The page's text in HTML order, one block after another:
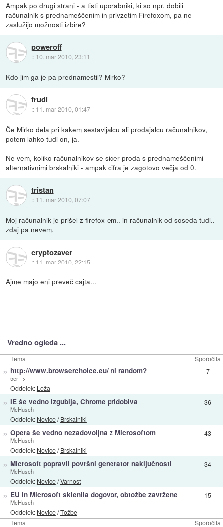
Ampak po drugi strani - a tisti uporabniki, ki so npr. dobili
računalnik s prednameščenim in privzetim Firefoxom, pa ne
zaslužijo možnosti izbire?
poweroff
:: 10. mar 2010, 23:11
Kdo jim ga je pa prednamestil? Mirko?
frudi
:: 11. mar 2010, 01:47
Če Mirko dela pri kakem sestavljalcu ali prodajalcu računalnikov,
potem lahko tudi on, ja.
Ne vem, koliko računalnikov se sicer proda s prednameščenimi
alternativnimi brskalniki - ampak cifra je zagotovo večja od 0.
tristan
:: 11. mar 2010, 07:07
Moj računalnik je prišel z firefox-em.. in računalnik od soseda tudi..
zdaj pa nevem.
cryptozaver
:: 11. mar 2010, 22:15
Ajme majo eni preveč cajta...
Vredno ogleda ...
Tema Sporočila
Tema Sporočila
» http://www.browserchoice.eu/ ni random?
5er-->
Oddelek: Loža
7
» IE še vedno izgublja, Chrome pridobiva
McHusch
Oddelek: Novice/Brskalniki
36
» Opera še vedno nezadovoljna z Microsoftom
McHusch
Oddelek: Novice/Brskalniki
43
» Microsoft popravil površni generator naključnosti
McHusch
Oddelek: Novice/Varnost
34
» EU in Microsoft sklenila dogovor, obtožbe zavržene
McHusch
Oddelek: Novice/Tožbe
15